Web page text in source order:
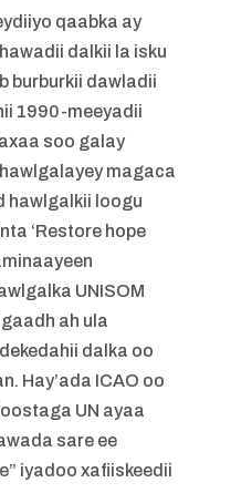
qaabka ay
dalkii la isku
burburkii dawladii
1990-meeyadii
soo galay
magaca
hawlgalkii loogu
‘Restore hope
UNISOM
ah ula
dalka oo
Hay’ada ICAO oo
UN ayaa
sare ee
iyadoo xafiiskeedii